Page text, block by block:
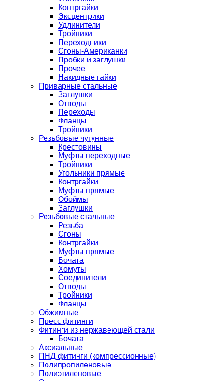
Контргайки
Эксцентрики
Удлинители
Тройники
Переходники
Сгоны-Американки
Пробки и заглушки
Прочее
Накидные гайки
Приварные стальные
Заглушки
Отводы
Переходы
Фланцы
Тройники
Резьбовые чугунные
Крестовины
Муфты переходные
Тройники
Угольники прямые
Контргайки
Муфты прямые
Обоймы
Заглушки
Резьбовые стальные
Резьба
Сгоны
Контргайки
Муфты прямые
Бочата
Хомуты
Соединители
Отводы
Тройники
Фланцы
Обжимные
Пресс фитинги
Фитинги из нержавеющей стали
Бочата
Аксиальные
ПНД фитинги (компрессионные)
Полипропиленовые
Полиэтиленовые